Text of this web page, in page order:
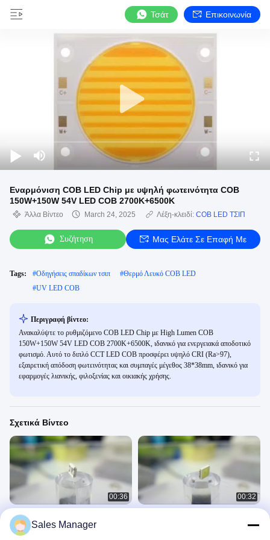
Τσάτ Επικοινωνία
Εναρμόνιση COB LED Chip με υψηλή φωτεινότητα COB
150W+150W 54V LED COB 2700K+6500K
Άλλα Βίντεο March 24, 2025 Λέξη-κλειδί: COB LED ΤΣΙΠ
Συζήτηση Μας Ελάτε Σε Επαφή Με
Tags: #Οδηγήσεις σπαδίκων τσιπ #Θερμό Λευκό COB LED
#UV LED COB
Περιγραφή βίντεο:
Ανακαλύψτε το ρυθμιζόμενο COB LED Chip με High Lumen COB
150W+150W 54V LED COB 2700K+6500K, ιδανικό για ενεργειακά αποδοτικό
φωτισμό. Αυτό το διπλό CCT LED COB προσφέρει υψηλό CRI (Ra>97),
εξαιρετική απόδοση φωτεινότητας και συμπαγές μέγεθος 38*38mm, ιδανικό για
εφαρμογές λιανικής, φιλοξενίας και οικιακής χρήσης.
Σχετικά Βίντεο
00:36
SMD 2835 LED Chip 9V 18V 36V
54V 72V White Wide Range 120°
View Angle
2835 SMD LED CHIP
00:32
χρώματος SMD SMD των δροσερών
Sales Manager